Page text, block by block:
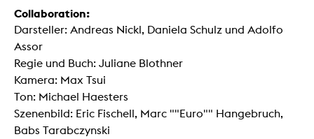
Collaboration:
Darsteller: Andreas Nickl, Daniela Schulz und Adolfo
Assor
Regie und Buch: Juliane Blothner
Kamera: Max Tsui
Ton: Michael Haesters
Szenenbild: Eric Fischell, Marc ""Euro"" Hangebruch,
Babs Tarabczynski